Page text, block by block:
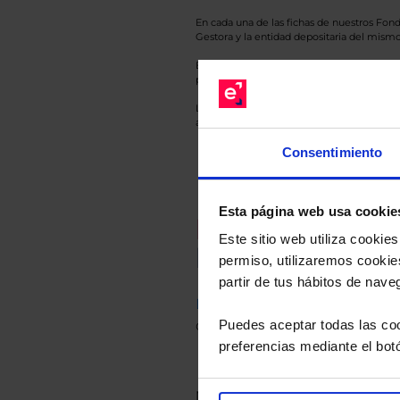
Consentimiento
Esta página web usa
Este sitio web utiliza
permiso, utilizaremos
partir de tus hábitos de
Puedes aceptar todas las
preferencias mediante el
En cada una de las fichas de nuestros
Gestora y la entidad depositaria del
Esto es una comunicación publicitaria.
para el inversor antes de tomar una
Los datos de rentabilidad mostrados
anterior a Valor Liquidativo actual con
Le
Descárguese el archivo
de sus alternativas de